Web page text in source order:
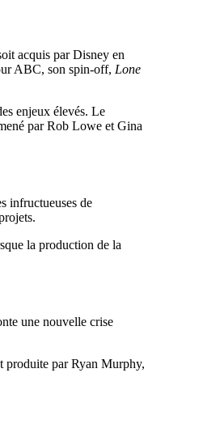
acquis par Disney en
ABC, son spin-off, Lone
enjeux élevés. Le
par Rob Lowe et Gina
infructueuses de
la production de la
une nouvelle crise
produite par Ryan Murphy,